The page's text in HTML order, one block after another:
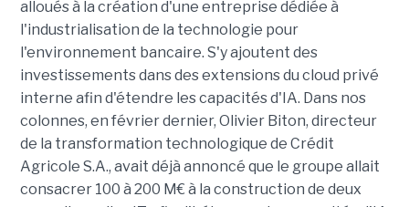
alloués à la création d'une entreprise dédiée à
l'industrialisation de la technologie pour
l'environnement bancaire. S'y ajoutent des
investissements dans des extensions du cloud privé
interne afin d'étendre les capacités d'IA. Dans nos
colonnes, en février dernier, Olivier Biton, directeur
de la transformation technologique de Crédit
Agricole S.A., avait déjà annoncé que le groupe allait
consacrer 100 à 200 M€ à la construction de deux